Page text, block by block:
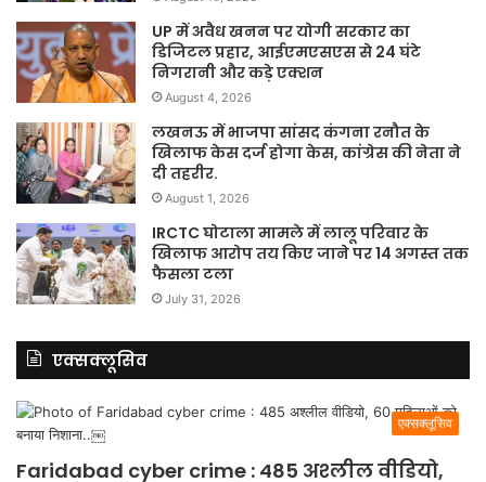
UP में अवैध खनन पर योगी सरकार का
डिजिटल प्रहार, आईएमएसएस से 24 घंटे
निगरानी और कड़े एक्शन
August 4, 2026
लखनऊ में भाजपा सांसद कंगना रनौत के
खिलाफ केस दर्ज होगा केस, कांग्रेस की नेता ने
दी तहरीर.
August 1, 2026
IRCTC घोटाला मामले में लालू परिवार के
खिलाफ आरोप तय किए जाने पर 14 अगस्त तक
फैसला टला
July 31, 2026
एक्सक्लूसिव
एक्सक्लूसिव
Faridabad cyber crime : 485 अश्लील वीडियो,